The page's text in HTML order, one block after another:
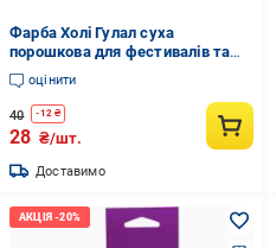
Фарба Холі Гулал суха
порошкова для фестивалів та
флешмобів 50 г Жовтий
оцінити
40 -12 ₴
28 ₴/шт.
Доставимо